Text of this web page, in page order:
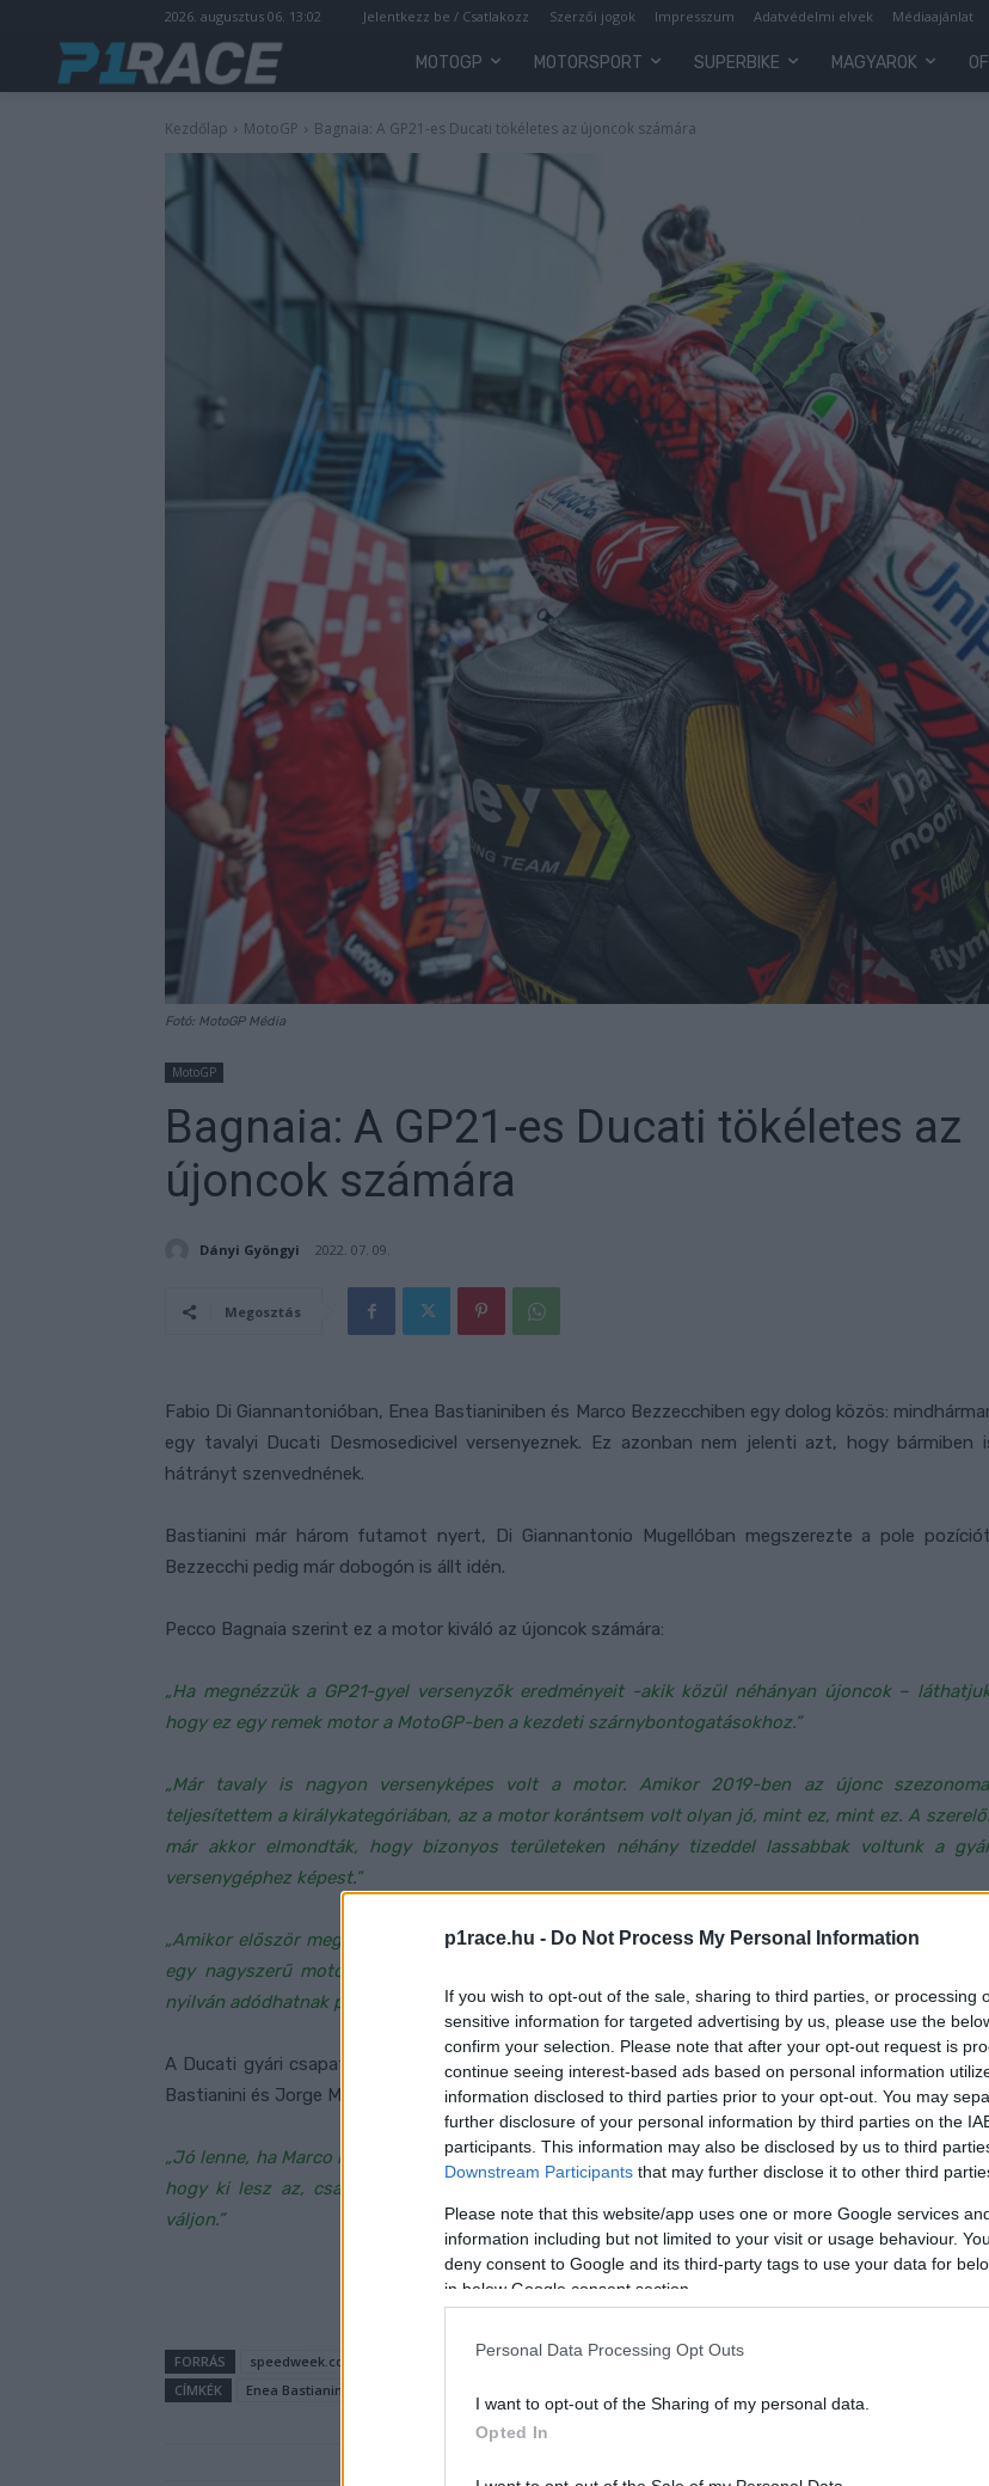
p1race.hu - Do Not Process My Personal Information
If you wish to opt-out of the sale, sharing to third parties, or processing
sensitive information for targeted advertising by us, please use the
confirm your selection. Please note that after your opt-out request is
continue seeing interest-based ads based on personal information
information disclosed to third parties prior to your opt-out. You may
further disclosure of your personal information by third parties on the
participants. This information may also be disclosed by us to third
Downstream Participants that may further disclose it to other third
Please note that this website/app uses one or more Google services
information including but not limited to your visit or usage behaviour.
deny consent to Google and its third-party tags to use your data for
in below Google consent section.
Personal Data Processing Opt Outs
I want to opt-out of the Sharing of my personal data.
Opted In
2026. augusztus 06. 13:02 Jelentkezz be / Csatlakozz Szerzői jogok Impresszum Adatvédelmi elvek Médiaajánlat
MOTOGP MOTORSPORT SUPERBIKE MAGYAROK
Kezdőlap MotoGP Bagnaia: A GP21-es Ducati tökéletes az újoncok számára
Fotó: MotoGP Média
MotoGP
Bagnaia: A GP21-es Ducati tökéletes az
újoncok számára
Dányi Gyöngyi 2022. 07. 09.
Megosztás
Fabio Di Giannantonióban, Enea Bastianiniben és Marco Bezzecchiben egy dolog közös:
egy tavalyi Ducati Desmosedicivel versenyeznek. Ez azonban nem jelenti azt, hogy bármiben
hátrányt szenvednének.
Bastianini már három futamot nyert, Di Giannantonio Mugellóban megszerezte a pole
Bezzecchi pedig már dobogón is állt idén.
Pecco Bagnaia szerint ez a motor kiváló az újoncok számára:
„Ha megnézzük a GP21-gyel versenyzők eredményeit -akik közül néhányan újoncok –
hogy ez egy remek motor a MotoGP-ben a kezdeti szárnybontogatásokhoz.”
„Már tavaly is nagyon versenyképes volt a motor. Amikor 2019-ben az újonc
teljesítettem a királykategóriában, az a motor korántsem volt olyan jó, mint ez, mint ez. A
már akkor elmondták, hogy bizonyos területeken néhány tizeddel lassabbak voltunk a
versenygéphez képest.”
„Amikor először megláttam Marcót, Diggiát, sőt Eneát is, tudtam, hogy nagyon erősek lesznek. Ez
egy nagyszerű motor, nagyon közel áll az én modellemhez. Ha a határon akarnak vele menni,
nyilván adódhatnak problémák, de ezen kívül rendkívüli gépről van szó.”
A Ducati gyári csapatában továbbra is megoldatlan Jack Miller utódjának kérdése. A lista élén
Bastianini és Jorge Martin áll. Pecco Bagnaia azonban egész más nevet említett:
„Jó lenne, ha Marco lenne a csapattársam, de én nem akarok ebbe a vitába belemenni. Nem
hogy ki lesz az, csak az a fontos, hogy megértse a munkamódszerünket, és a csapat részévé
váljon.”
FORRÁS
speedweek.com
CÍMKÉK
Enea Bastianini